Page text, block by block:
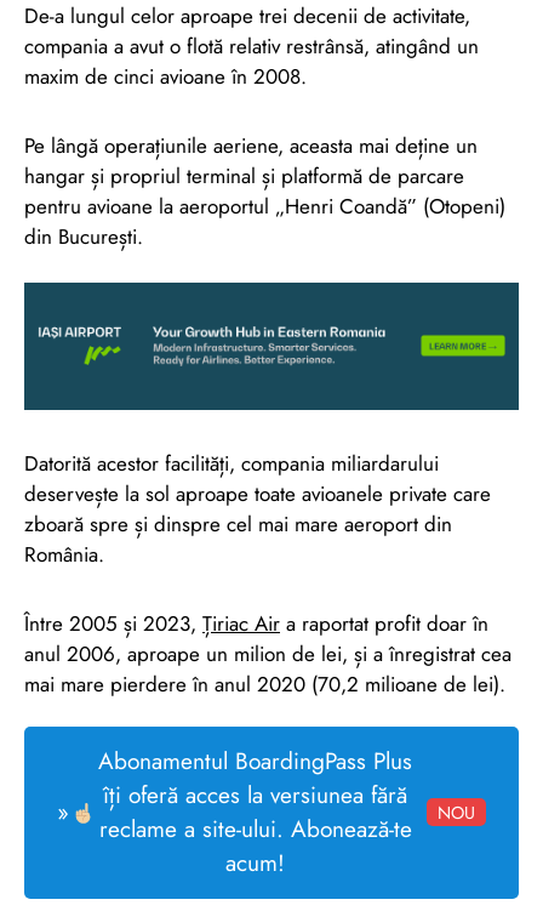
De-a lungul celor aproape trei decenii de activitate,
compania a avut o flotă relativ restrânsă, atingând un
maxim de cinci avioane în 2008.
Pe lângă operațiunile aeriene, aceasta mai deține un
hangar și propriul terminal și platformă de parcare
pentru avioane la aeroportul „Henri Coandă” (Otopeni)
din București.
Datorită acestor facilități, compania miliardarului
deservește la sol aproape toate avioanele private care
zboară spre și dinspre cel mai mare aeroport din
România.
Între 2005 și 2023, Țiriac Air a raportat profit doar în
anul 2006, aproape un milion de lei, și a înregistrat cea
mai mare pierdere în anul 2020 (70,2 milioane de lei).
»
Abonamentul BoardingPass Plus
îți oferă acces la versiunea fără
reclame a site-ului. Abonează-te
acum!
NOU